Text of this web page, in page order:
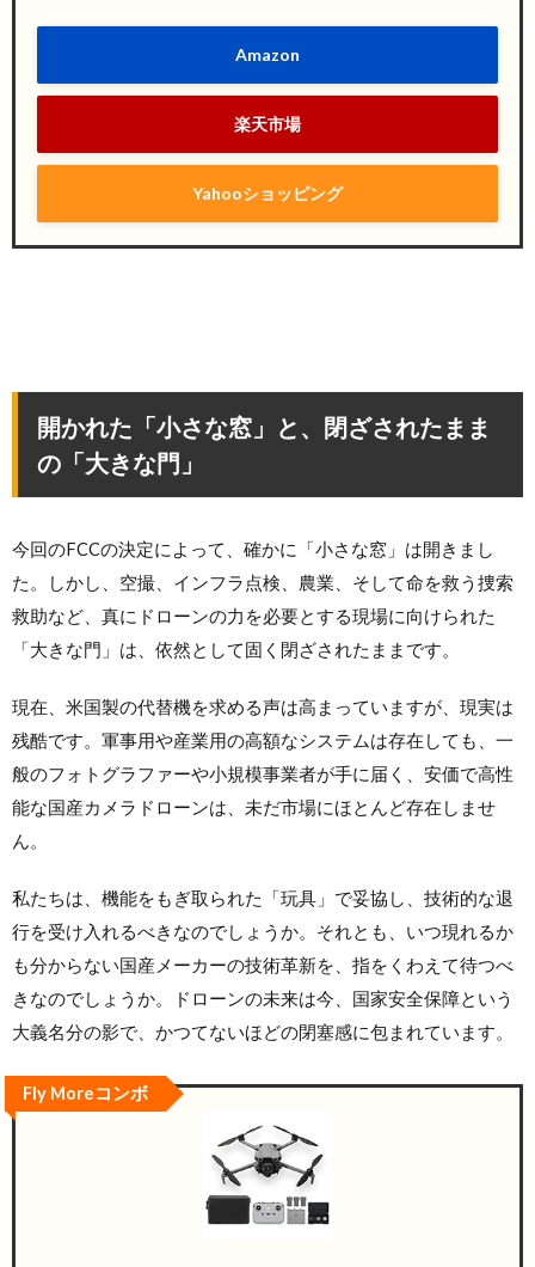
Amazon
楽天市場
Yahooショッピング
開かれた「小さな窓」と、閉ざされたまま
の「大きな門」
今回のFCCの決定によって、確かに「小さな窓」は開きまし
た。しかし、空撮、インフラ点検、農業、そして命を救う捜索
救助など、真にドローンの力を必要とする現場に向けられた
「大きな門」は、依然として固く閉ざされたままです。
現在、米国製の代替機を求める声は高まっていますが、現実は
残酷です。軍事用や産業用の高額なシステムは存在しても、一
般のフォトグラファーや小規模事業者が手に届く、安価で高性
能な国産カメラドローンは、未だ市場にほとんど存在しませ
ん。
私たちは、機能をもぎ取られた「玩具」で妥協し、技術的な退
行を受け入れるべきなのでしょうか。それとも、いつ現れるか
も分からない国産メーカーの技術革新を、指をくわえて待つべ
きなのでしょうか。ドローンの未来は今、国家安全保障という
大義名分の影で、かつてないほどの閉塞感に包まれています。
Fly Moreコンボ